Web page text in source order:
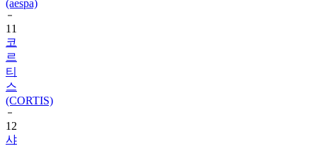
(aespa)
11
코
르
티
스
(CORTIS)
12
샤